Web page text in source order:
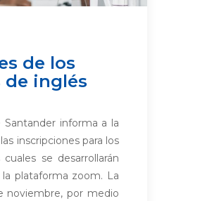
de los
de inglés
informa a la
inscripciones para los
se desarrollarán
plataforma zoom. La
noviembre, por medio